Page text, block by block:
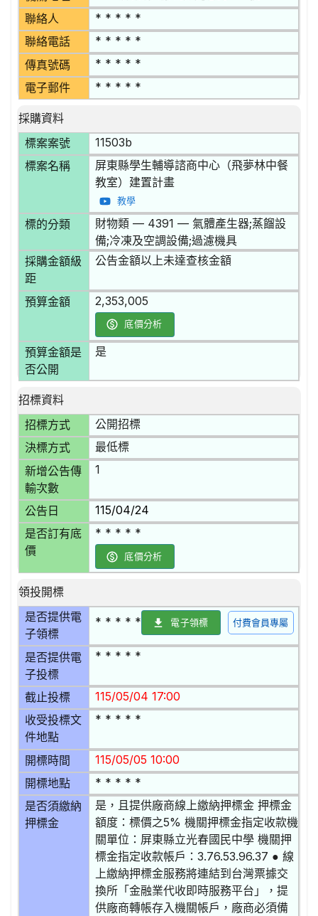
聯絡人 * * * * *
聯絡電話 * * * * *
傳真號碼 * * * * *
電子郵件 * * * * *
採購資料
標案案號
11503b
標案名稱
屏東縣學生輔導諮商中心（飛夢林中餐
教室）建置計畫
教學
標的分類
財物類 — 4391 — 氣體產生器;蒸餾設
備;冷凍及空調設備;過濾機具
採購金額級
距
公告金額以上未達查核金額
預算金額 2,353,005
底價分析
預算金額是
否公開
是
招標資料
招標方式
公開招標
決標方式 最低標
新增公告傳
輸次數
1
公告日 115/04/24
是否訂有底
價
* * * * *
底價分析
領投開標
是否提供電
子領標
* * * * * 電子領標 付費會員專屬
是否提供電
子投標
* * * * *
截止投標 115/05/04 17:00
收受投標文
件地點
* * * * *
開標時間 115/05/05 10:00
開標地點 * * * * *
是否須繳納
押標金
是，且提供廠商線上繳納押標金 押標金
額度：標價之5% 機關押標金指定收款機
關單位：屏東縣立光春國民中學 機關押
標金指定收款帳戶：3.76.53.96.37 ● 線
上繳納押標金服務將連結到台灣票據交
換所「金融業代收即時服務平台」，提
供廠商轉帳存入機關帳戶，廠商必須備